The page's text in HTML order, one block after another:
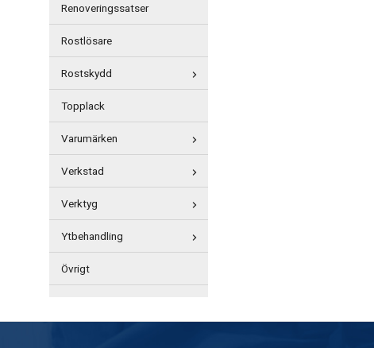
Renoveringssatser
Rostlösare
Rostskydd
Topplack
Varumärken
Verkstad
Verktyg
Ytbehandling
Övrigt